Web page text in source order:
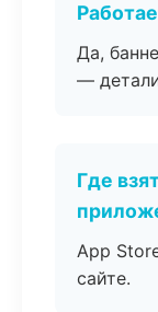
Да,
—
Где
App
сайте.